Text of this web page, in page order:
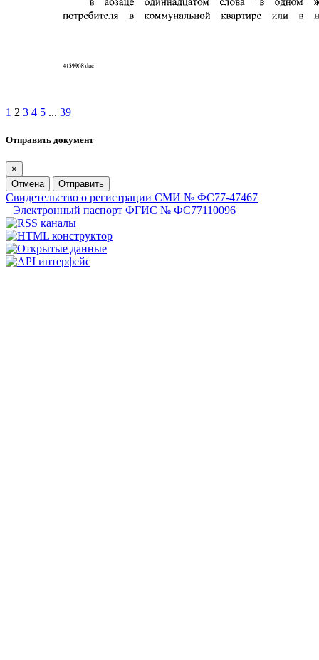
1 2 3 4 5 ... 39
Отправить документ
×
Отмена
Отправить
Свидетельство о регистрации СМИ № ФС77-47467
Электронный паспорт ФГИС № ФС77110096